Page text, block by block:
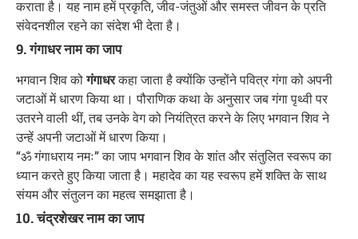
कराता है। यह नाम हमें प्रकृति, जीव-जंतुओं और समस्त जीवन के प्रति
संवेदनशील रहने का संदेश भी देता है।
9. गंगाधर नाम का जाप
भगवान शिव कोगंगाधरकहा जाता है क्योंकि उन्होंने पवित्र गंगा को अपनी
जटाओं में धारण किया था। पौराणिक कथा के अनुसार जब गंगा पृथ्वी पर
उतरने वाली थीं, तब उनके वेग को नियंत्रित करने के लिए भगवान शिव ने
उन्हें अपनी जटाओं में धारण किया।
“ॐ गंगाधराय नमः” का जाप भगवान शिव के शांत और संतुलित स्वरूप का
ध्यान करते हुए किया जाता है। महादेव का यह स्वरूप हमें शक्ति के साथ
संयम और संतुलन का महत्व समझाता है।
10. चंद्रशेखर नाम का जाप